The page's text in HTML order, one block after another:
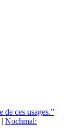
de ces usages.” |
| Nochmal: